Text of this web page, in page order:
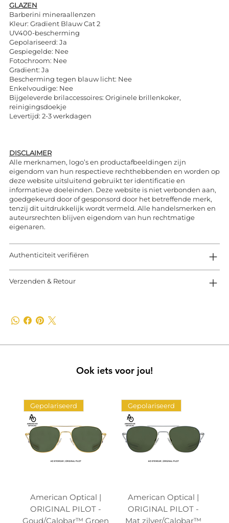
GLAZEN
Barberini mineraallenzen
Kleur: Gradient Blauw Cat 2
UV400-bescherming
Gepolariseerd: Ja
Gespiegelde: Nee
Fotochroom: Nee
Gradient: Ja
Bescherming tegen blauw licht: Nee
Enkelvoudige: Nee
Bijgeleverde brilaccessoires: Originele brillenkoker,
reinigingsdoekje
Levertijd: 2-3 werkdagen
DISCLAIMER
Alle merknamen, logo’s en productafbeeldingen zijn
eigendom van hun respectieve rechthebbenden en worden op
deze website uitsluitend gebruikt ter identificatie en
informatieve doeleinden. Deze website is niet verbonden aan,
goedgekeurd door of gesponsord door het betreffende merk,
tenzij dit uitdrukkelijk wordt vermeld. Alle handelsmerken en
auteursrechten blijven eigendom van hun rechtmatige
eigenaren.
Authenticiteit verifiëren
Verzenden & Retour
Ook iets voor jou!
Gepolariseerd
American Optical |
ORIGINAL PILOT -
Goud/Calobar™ Groen
Gepolariseerd
American Optical |
ORIGINAL PILOT -
Mat zilver/Calobar™